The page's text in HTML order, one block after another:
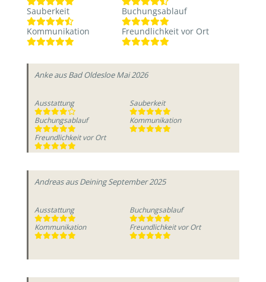
Sauberkeit
Buchungsablauf
Kommunikation
Freundlichkeit vor Ort
Ankeaus Bad Oldesloe Mai 2026
Ausstattung
Sauberkeit
Buchungsablauf
Kommunikation
Freundlichkeit vor Ort
Andreasaus Deining September 2025
Ausstattung
Buchungsablauf
Kommunikation
Freundlichkeit vor Ort